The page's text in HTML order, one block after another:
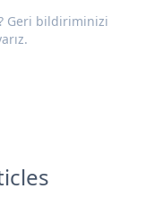
Geri bildiriminizi